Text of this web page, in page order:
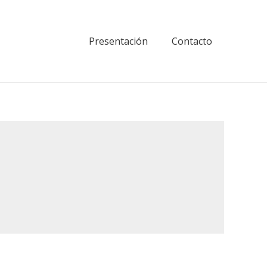
Presentación Contacto